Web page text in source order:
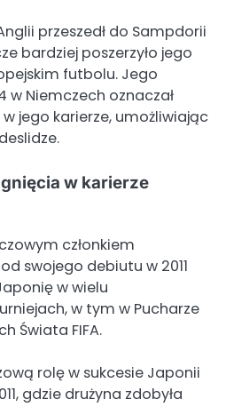
przeszedł do Sampdorii
bardziej poszerzyło jego
futbolu. Jego
w Niemczech oznaczał
jego karierze, umożliwiając
w karierze
członkiem
swojego debiutu w 2011
w wielu
w tym w Pucharze
Świata FIFA.
rolę w sukcesie Japonii
gdzie drużyna zdobyła